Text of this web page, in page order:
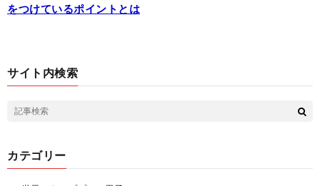
をつけているポイントとは
サイト内検索
カテゴリー